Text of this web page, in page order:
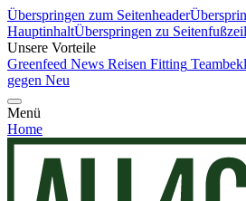
Überspringen zum Seitenheader
HauptinhaltÜberspringen zu
Unsere Vorteile
Greenfeed News Reisen Fitting
gegen Neu
Menü
Home